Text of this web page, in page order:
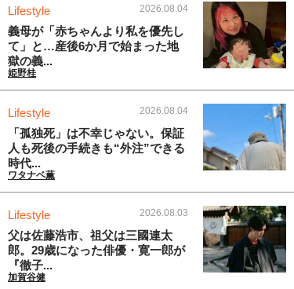
Lifestyle 2026.08.04
義母が「赤ちゃんより私を優先し
て」と…産後6か月で始まった地
獄の義...
姫野桂
Lifestyle 2026.08.04
「孤独死」は不幸じゃない。保証
人も死後の手続きも“外注”できる
時代...
ワタナベ薫
Lifestyle 2026.08.03
父は佐藤浩市、祖父は三國連太
郎。29歳になった俳優・寛一郎が
『徹子...
加賀谷健